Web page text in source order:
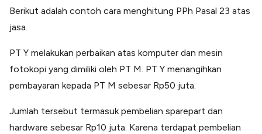
Berikut adalah contoh cara menghitung PPh Pasal 23 atas
jasa.
PT Y melakukan perbaikan atas komputer dan mesin
fotokopi yang dimiliki oleh PT M. PT Y menangihkan
pembayaran kepada PT M sebesar Rp50 juta.
Jumlah tersebut termasuk pembelian sparepart dan
hardware sebesar Rp10 juta. Karena terdapat pembelian